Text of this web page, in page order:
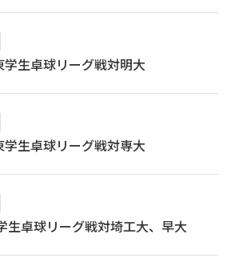
生卓球リーグ戦対明大
生卓球リーグ戦対専大
生卓球リーグ戦対埼工大、早大